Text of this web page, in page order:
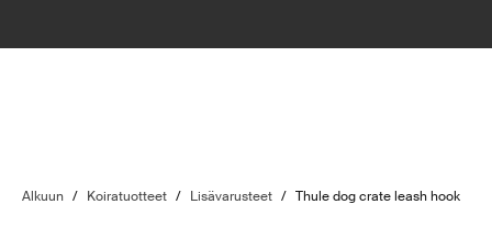
Alkuun / Koiratuotteet / Lisävarusteet / Thule dog crate leash hook